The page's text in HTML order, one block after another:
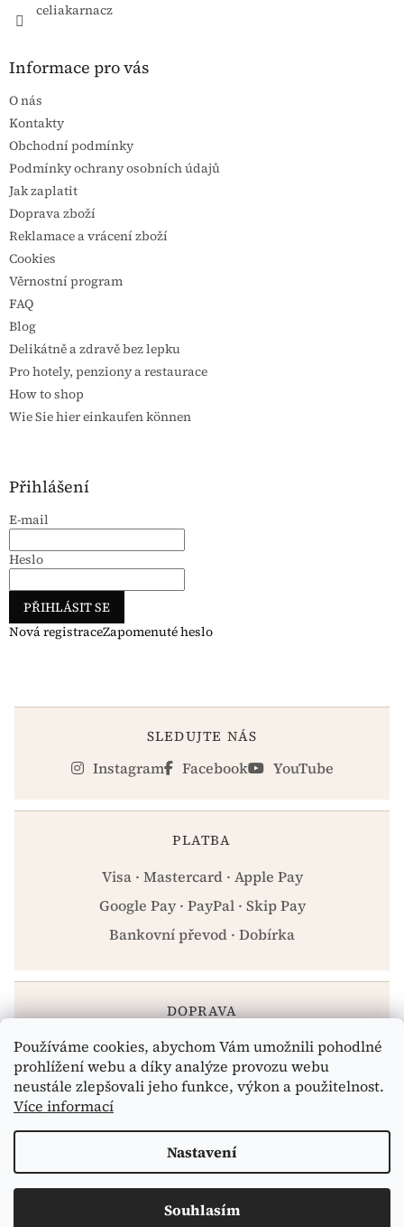
Používáme cookies, abychom Vám umožnili pohodlné
prohlížení webu a díky analýze provozu webu
neustále zlepšovali jeho funkce, výkon a použitelnost.
Více informací
Nastavení
Souhlasím
celiakarnacz
Informace pro vás
O nás
Kontakty
Obchodní podmínky
Podmínky ochrany osobních údajů
Jak zaplatit
Doprava zboží
Reklamace a vrácení zboží
Cookies
Věrnostní program
FAQ
Blog
Delikátně a zdravě bez lepku
Pro hotely, penziony a restaurace
How to shop
Wie Sie hier einkaufen können
Přihlášení
E-mail
Heslo
PŘIHLÁSIT SE
Nová registraceZapomenuté heslo
SLEDUJTE NÁS
Instagram Facebook YouTube
PLATBA
Visa · Mastercard · Apple Pay
Google Pay · PayPal · Skip Pay
Bankovní převod · Dobírka
DOPRAVA
Zásilkovna · PPL · Osobní odběr Praha
Copyright 2026eshop.celiakarna.cz. Všechna práva
vyhrazena.